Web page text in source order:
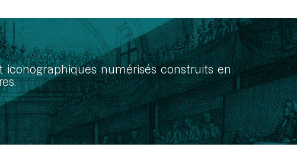
numérisés construits en